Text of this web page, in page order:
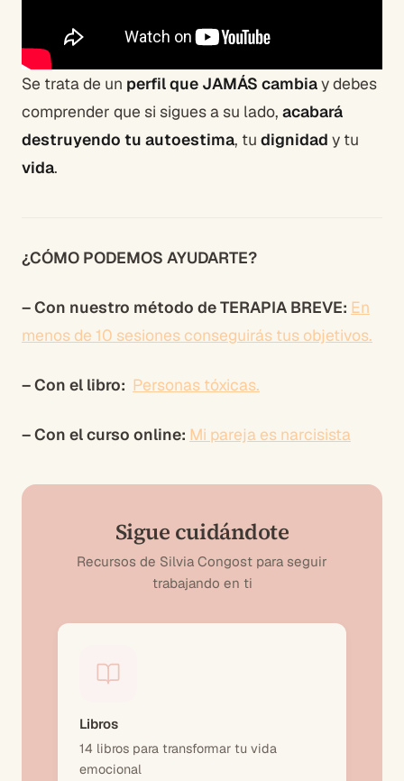
Se trata de un perfil que JAMÁS cambiay debes
comprender que si sigues a su lado, acabará
destruyendo tu autoestima, tu dignidad y tu
vida.
¿CÓMO PODEMOS AYUDARTE?
– Con nuestro método de TERAPIA BREVE: En
menos de 10 sesiones conseguirás tus objetivos.
– Con el libro: Personas tóxicas.
– Con el curso online: Mi pareja es narcisista
Sigue cuidándote
Recursos de Silvia Congost para seguir
trabajando en ti
Libros
14 libros para transformar tu vida
emocional